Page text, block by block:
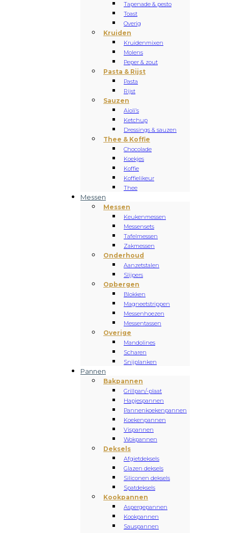
Tapenade & pesto
Toast
Overig
Kruiden
Kruidenmixen
Molens
Peper & zout
Pasta & Rijst
Pasta
Rijst
Sauzen
Aioli’s
Ketchup
Dressings & sauzen
Thee & Koffie
Chocolade
Koekjes
Koffie
Koffielikeur
Thee
Messen
Messen
Keukenmessen
Messensets
Tafelmessen
Zakmessen
Onderhoud
Aanzetstalen
Slijpers
Opbergen
Blokken
Magneetstrippen
Messenhoezen
Messentassen
Overige
Mandolines
Scharen
Snijplanken
Pannen
Bakpannen
Grillpan/-plaat
Hapjespannen
Pannenkoekenpannen
Koekenpannen
Vispannen
Wokpannen
Deksels
Afgietdeksels
Glazen deksels
Siliconen deksels
Spatdeksels
Kookpannen
Aspergepannen
Kookpannen
Sauspannen